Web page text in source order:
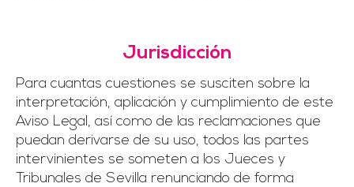
Jurisdicción
Para cuantas cuestiones se susciten sobre la
interpretación, aplicación y cumplimiento de este
Aviso Legal, así como de las reclamaciones que
puedan derivarse de su uso, todos las partes
intervinientes se someten a los Jueces y
Tribunales de Sevilla renunciando de forma